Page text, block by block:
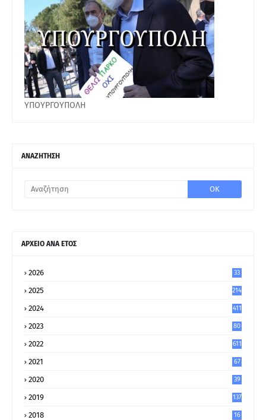
ΥΠΟΥΡΓΟΥΠΟΛΗ
ΑΝΑΖΗΤΗΣΗ
ΑΡΧΕΙΟ ΑΝΑ ΕΤΟΣ
2026 33
2025 214
2024 411
2023
80
2022 611
2021
67
2020
39
2019 137
2018 16